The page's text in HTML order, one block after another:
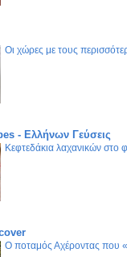
Οι χώρες με τους
- Ελλήνων Γεύσεις
Κεφτεδάκια λαχανικών στο
Ο ποταμός Αχέροντας που